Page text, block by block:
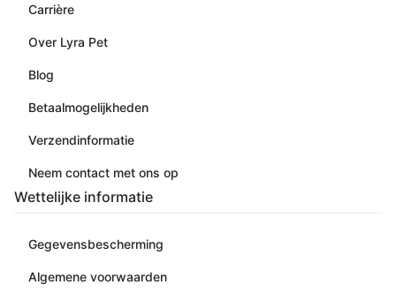
Carrière
Over Lyra Pet
Blog
Betaalmogelijkheden
Verzendinformatie
Neem contact met ons op
Wettelijke informatie
Gegevensbescherming
Algemene voorwaarden